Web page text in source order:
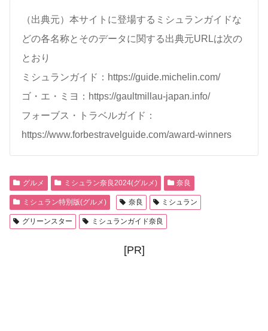
（出典元）本サイトに登場するミシュランガイドな
どの各名称とそのデータに関する出典元URLは次の
とおり
ミシュランガイド：https://guide.michelin.com/
ゴ・エ・ミヨ：https://gaultmillau-japan.info/
フォーブス・トラベルガイド：
https://www.forbestravelguide.com/award-winners
グルメ ミシュラン奈良2024(グルメ) 奈良
ミシュラン特別版(グルメ) 奈良 ミシュラン
グリーンスター ミシュランガイド奈良
[PR]